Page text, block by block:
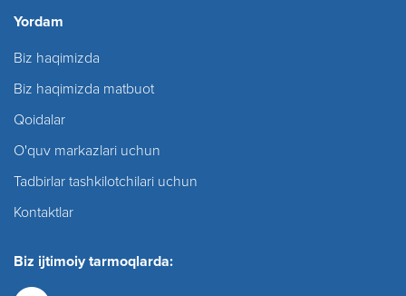
Yordam
Biz haqimizda
Biz haqimizda matbuot
Qoidalar
O'quv markazlari uchun
Tadbirlar tashkilotchilari uchun
Kontaktlar
Biz ijtimoiy tarmoqlarda: